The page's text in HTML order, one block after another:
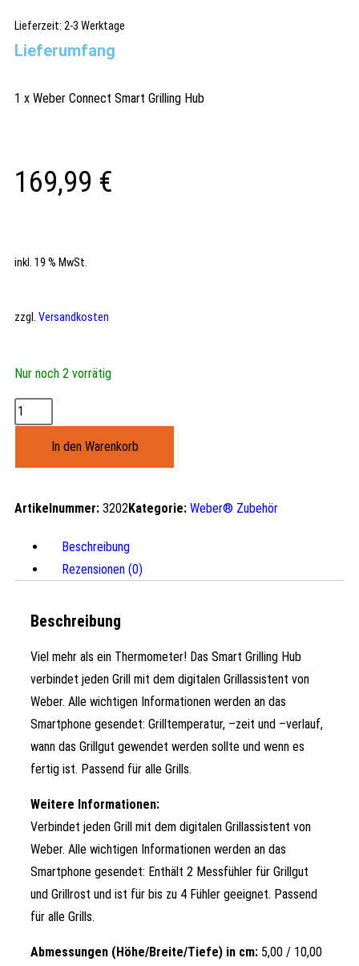
Lieferzeit: 2-3 Werktage
Lieferumfang
1 x Weber Connect Smart Grilling Hub
169,99 €
inkl. 19 % MwSt.
zzgl. Versandkosten
Nur noch 2 vorrätig
In den Warenkorb
Artikelnummer: 3202Kategorie: Weber® Zubehör
Beschreibung
Rezensionen (0)
Beschreibung
Viel mehr als ein Thermometer! Das Smart Grilling Hub
verbindet jeden Grill mit dem digitalen Grillassistent von
Weber. Alle wichtigen Informationen werden an das
Smartphone gesendet: Grilltemperatur, –zeit und –verlauf,
wann das Grillgut gewendet werden sollte und wenn es
fertig ist. Passend für alle Grills.
Weitere Informationen:
Verbindet jeden Grill mit dem digitalen Grillassistent von
Weber. Alle wichtigen Informationen werden an das
Smartphone gesendet: Enthält 2 Messfühler für Grillgut
und Grillrost und ist für bis zu 4 Fühler geeignet. Passend
für alle Grills.
Abmessungen (Höhe/Breite/Tiefe) in cm: 5,00 / 10,00